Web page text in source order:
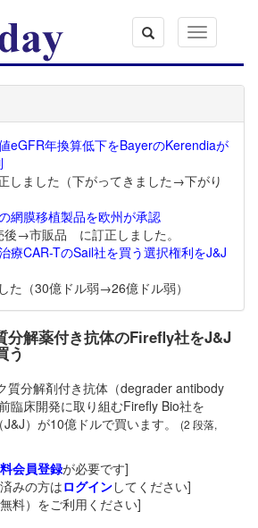
Toggle
navigation
eGFR年換算低下をBayerのKerendiaが
しました（下がってきました→下がり
網膜移植製品を欧州が承認
→市販品 に訂正しました。
療CAR-TのSail社を買う選択権利をJ&J
た（30億ドル弱→26億ドル弱）
分解薬付き抗体のFirefly社をJ&J
う
質分解剤付き抗体（degrader antibody
臨床開発に取り組むFirefly Bio社を
）が10億ドルで買います。
(2 段落,
会員登録が必要です]
みの方はログインしてください]
無料）をご利用ください]